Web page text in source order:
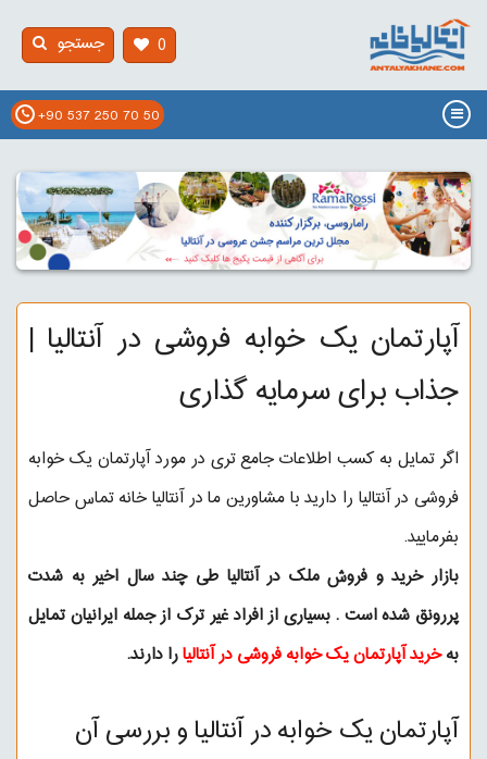
0
+90 537 250 70 50
جستجو
آپارتمان یک خوابه فروشی در آنتالیا |
جذاب برای سرمایه گذاری
اگر تمایل به کسب اطلاعات جامع تری در مورد آپارتمان یک خوابه
فروشی در آنتالیا را دارید با مشاورین ما در آنتالیا خانه تماس حاصل
بفرمایید.
بازار خرید و فروش ملک در آنتالیا طی چند سال اخیر به شدت
پررونق شده است . بسیاری از افراد غیر ترک از جمله ایرانیان تمایل
بهخرید آپارتمان یک خوابه فروشی در آنتالیارا دارند.
آپارتمان یک خوابه در آنتالیا و بررسی آن